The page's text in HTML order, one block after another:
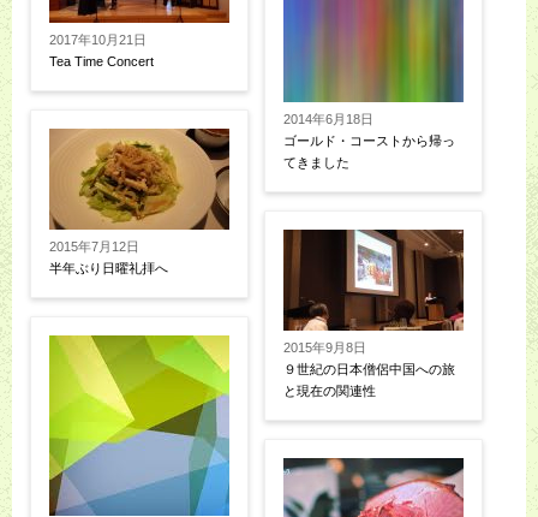
2017年10月21日
Tea Time Concert
2015年7月12日
半年ぶり日曜礼拝へ
2014年6月18日
ゴールド・コーストから帰っ
てきました
2015年9月8日
９世紀の日本僧侶中国への旅
と現在の関連性